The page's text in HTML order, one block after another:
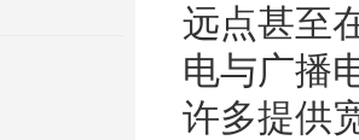
远点甚至
电与广播
许多提供